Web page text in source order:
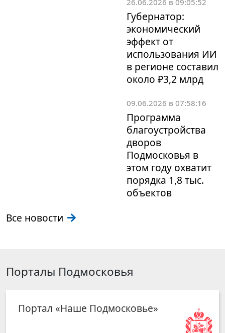
Губернатор:
экономический
эффект от
использования ИИ
в регионе составил
около ₽3,2 млрд
09.06.2026 в 07:58:16
Программа
благоустройства
дворов
Подмосковья в
этом году охватит
порядка 1,8 тыс.
объектов
Все новости
Порталы Подмосковья
Портал «Наше Подмосковье»